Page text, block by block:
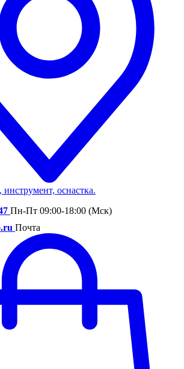
оснастка.
Пн-Пт 09:00-18:00 (Мск)
Почта